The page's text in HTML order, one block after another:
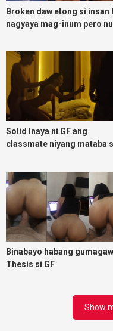
Broken daw etong si insan
nagyaya mag-inum pero
Solid Inaya ni GF ang
classmate niyang mataba
Binabayo habang
Thesis si GF
Show